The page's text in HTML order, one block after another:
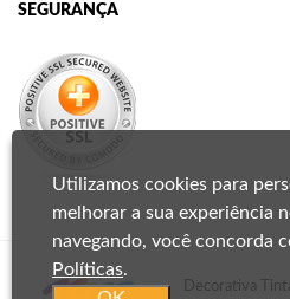
SEGURANÇA
Decorativa
Utilizamos cookies para
melhorar a sua experiência
navegando, você concorda
Políticas.